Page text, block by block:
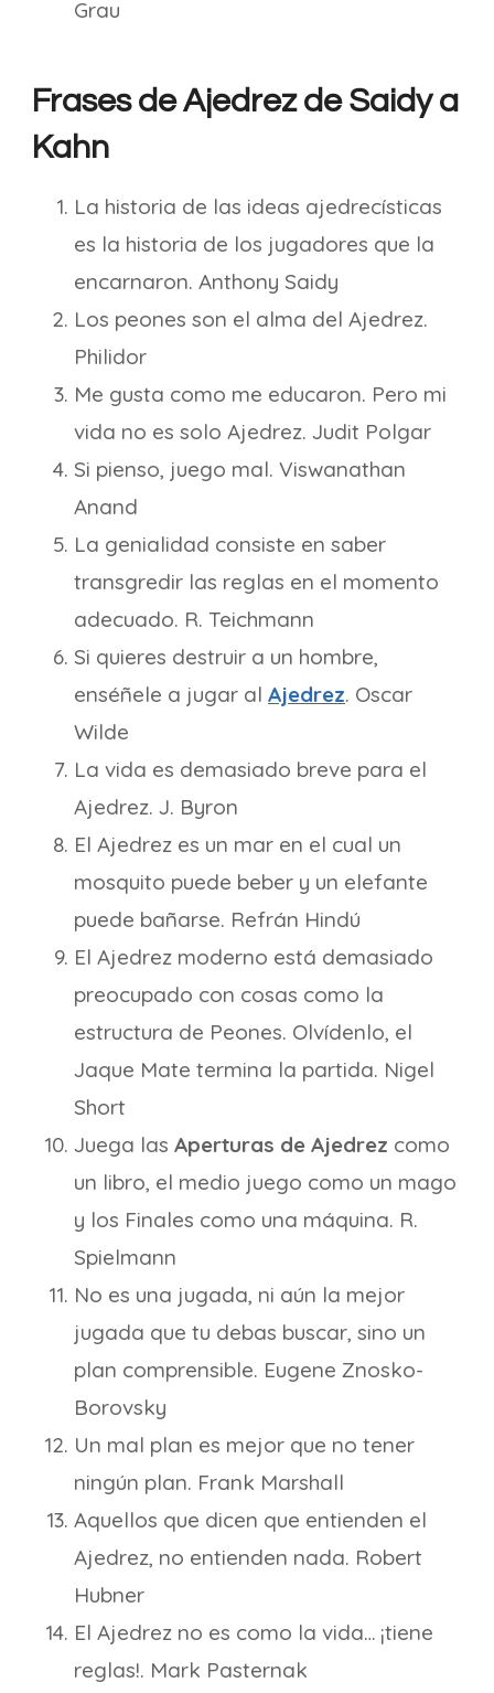
Grau
Frases de Ajedrez de Saidy a
Kahn
La historia de las ideas ajedrecísticas
es la historia de los jugadores que la
encarnaron. Anthony Saidy
Los peones son el alma del Ajedrez.
Philidor
Me gusta como me educaron. Pero mi
vida no es solo Ajedrez. Judit Polgar
Si pienso, juego mal. Viswanathan
Anand
La genialidad consiste en saber
transgredir las reglas en el momento
adecuado. R. Teichmann
Si quieres destruir a un hombre,
enséñele a jugar al Ajedrez. Oscar
Wilde
La vida es demasiado breve para el
Ajedrez. J. Byron
El Ajedrez es un mar en el cual un
mosquito puede beber y un elefante
puede bañarse. Refrán Hindú
El Ajedrez moderno está demasiado
preocupado con cosas como la
estructura de Peones. Olvídenlo, el
Jaque Mate termina la partida. Nigel
Short
Juega las Aperturas de Ajedrez como
un libro, el medio juego como un mago
y los Finales como una máquina. R.
Spielmann
No es una jugada, ni aún la mejor
jugada que tu debas buscar, sino un
plan comprensible. Eugene Znosko-
Borovsky
Un mal plan es mejor que no tener
ningún plan. Frank Marshall
Aquellos que dicen que entienden el
Ajedrez, no entienden nada. Robert
Hubner
El Ajedrez no es como la vida… ¡tiene
reglas!. Mark Pasternak